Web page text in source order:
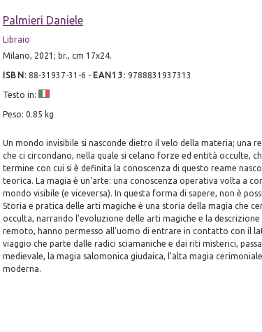
Palmieri Daniele
Libraio
Milano, 2021; br., cm 17x24.
ISBN : 88-31937-31-6 - EAN13 : 9788831937313
Testo in:
Peso: 0.85 kg
Un mondo invisibile si nasconde dietro il velo della materia; una
che ci circondano, nella quale si celano forze ed entità occulte,
termine con cui si è definita la conoscenza di questo reame
teorica. La magia è un'arte: una conoscenza operativa volta a
mondo visibile (e viceversa). In questa forma di sapere, non è
Storia e pratica delle arti magiche è una storia della magia che
occulta, narrando l'evoluzione delle arti magiche e la
remoto, hanno permesso all'uomo di entrare in contatto con il
viaggio che parte dalle radici sciamaniche e dai riti misterici,
medievale, la magia salomonica giudaica, l'alta magia
moderna.